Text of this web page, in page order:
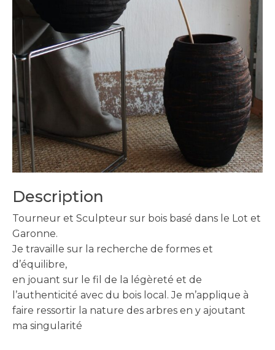
Description
Tourneur et Sculpteur sur bois basé dans le Lot et
Garonne.
Je travaille sur la recherche de formes et
d’équilibre,
en jouant sur le fil de la légèreté et de
l’authenticité avec du bois local. Je m’applique à
faire ressortir la nature des arbres en y ajoutant
ma singularité